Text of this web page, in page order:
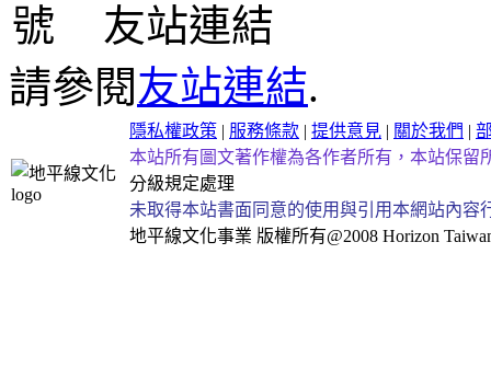
友站連結
請參閱友站連結.
隱私權政策 | 服務條款 | 提供意見 | 關於我們 |
本站所有圖文著作權為各作者所有，本站保留
分級規定處理
未取得本站書面同意的使用與引用本網站內
地平線文化事業 版權所有@2008 Horizon